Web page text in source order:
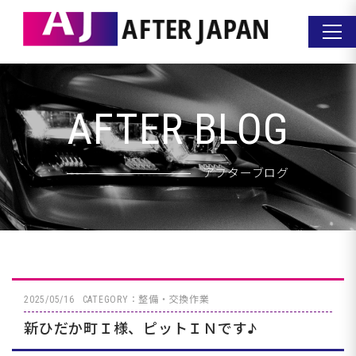
AFTER BLOG
アフターブログ
2025/05/16 CATEGORY：整備・交換作業
新ひだか町Ｉ様、ピットＩＮです♪